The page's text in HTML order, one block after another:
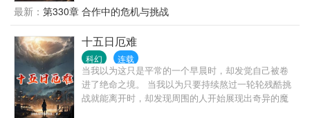
有的人，割舍千年灵魂力量，开出恶魔军团，血洗一
方！ 楚风千辛万苦积攒了千万年灵魂力量，开启神圣
宝盒。 却被一股黑暗力量吞噬，重生到末日刚开始的
时候。 就在他觉得，重生可能只是重蹈覆辙的时候，
他却发现身上带着前世宝盒开启后的神秘馈赠，这个
馈赠将引领他走向截然不同的末日征途。
最新： 第330章 合作中的危机与挑战
十五日厄难
科幻 连载
当我以为这只是平常的一个早晨时，却发觉自己被卷
进了绝命之境。 当我以为只要持续熬过一轮轮残酷挑
战就能离开时，却发现周围的人开始展现出奇异的魔